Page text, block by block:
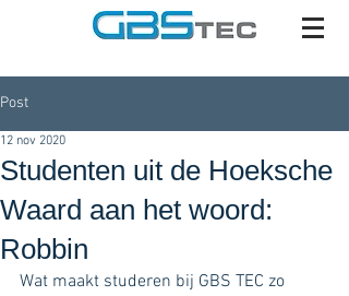
Post
Studenten uit de Hoeksche
Waard aan het woord:
Robbin
12 nov 2020
Wat maakt studeren bij GBS TEC zo